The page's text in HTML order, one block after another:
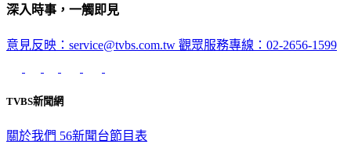
深入時事，一觸即見
意見反映：service@tvbs.com.tw 觀眾服務專線：02-2656-1599
TVBS新聞網
關於我們 56新聞台節目表